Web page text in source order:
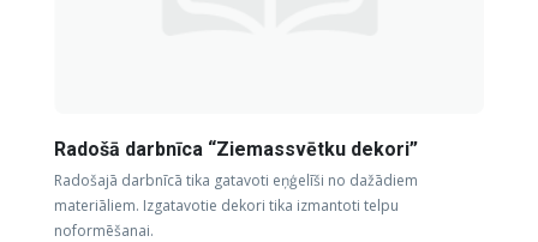
Radošā darbnīca “Ziemassvētku dekori”
Radošajā darbnīcā tika gatavoti eņģelīši no dažādiem
materiāliem. Izgatavotie dekori tika izmantoti telpu
noformēšanai.